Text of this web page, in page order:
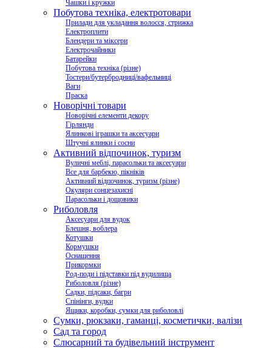
Чашки і кружки
Побутова техніка, електротовари
Прилади для укладання волосся, стрижка
Електроплити
Блендери та міксери
Електрочайники
Батарейки
Побутова техніка (різне)
Тостери/бутербродниці/вафельниці
Ваги
Праска
Новорічні товари
Новорічні елементи декору
Гірлянди
Ялинкові іграшки та аксесуари
Штучні ялинки і сосни
Активний відпочинок, туризм
Вуличні меблі, парасольки та аксесуари
Все для барбекю, пікніків
Активний відпочинок, туризм (різне)
Окуляри сонцезахисні
Парасольки і дощовики
Риболовля
Аксесуари для вудок
Блешня, воблера
Котушки
Кормушки
Оснащення
Прикормки
Род-поди і підставки під вудилища
Риболовля (різне)
Садки, підсаки, багри
Спінінги, вудки
Ящики, коробки, сумки для риболовлі
Сумки, рюкзаки, гаманці, косметички, валізи
Сад та город
Слюсарний та будівельний інструмент